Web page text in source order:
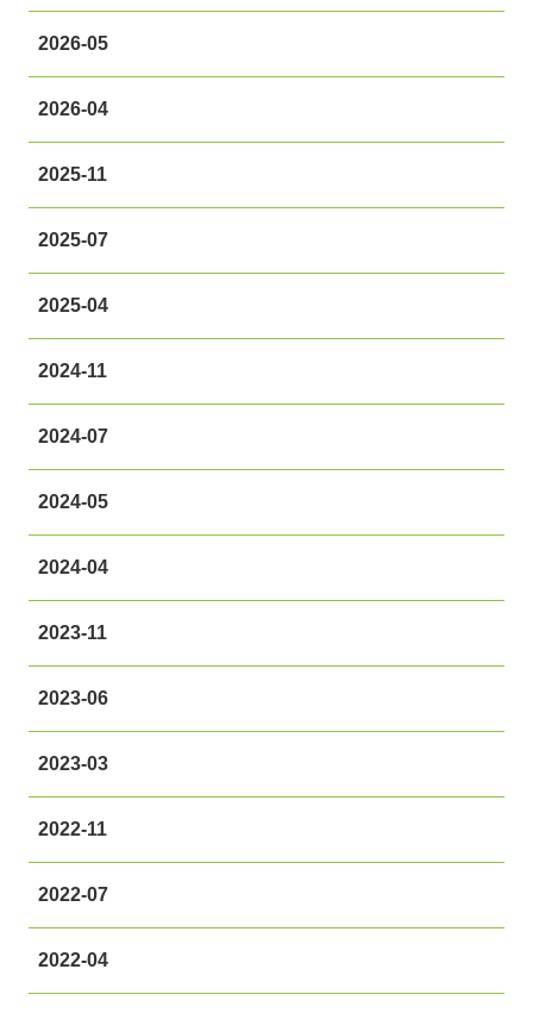
2026-05
2026-04
2025-11
2025-07
2025-04
2024-11
2024-07
2024-05
2024-04
2023-11
2023-06
2023-03
2022-11
2022-07
2022-04